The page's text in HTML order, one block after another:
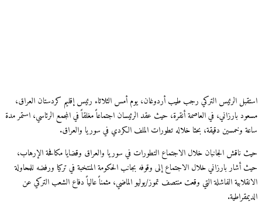
استقبل الرئيس التركي رجب طيب أردوغان، يوم أمس الثلاثاء رئيس إقليم كردستان العراق،
مسعود بارزاني، في العاصمة أنقرة، حيث عقد الرئيسان اجتماعاً مغلقاً في المجمع الرئاسي، استمر مدة
ساعة وخمسين دقيقة، بحثا خلاله تطورات الملف الكردي في سوريا والعراق.
حيث ناقش الجانبان خلال الاجتماع التطورات في سوريا والعراق وقضايا مكافحة الإرهاب،
حيث أشار بارزاني خلال الاجتماع إلى وقوفه بجانب الحكومة المنتخبة في تركيا ورفضه للمحاولة
الانقلابية الفاشلة التي وقعت منتصف تموز/يوليو الماضي، مثمناً عالياً دفاع الشعب التركي عن
الديمقراطية.